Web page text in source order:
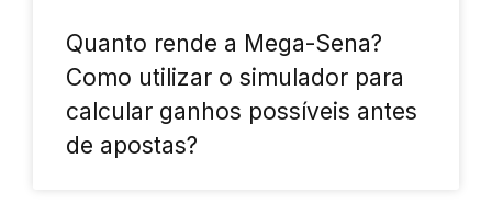
Quanto rende a Mega-Sena?
Como utilizar o simulador para
calcular ganhos possíveis antes
de apostas?